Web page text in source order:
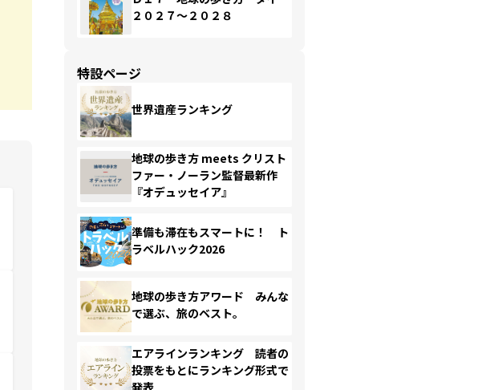
２０２７～２０２８
特設ページ
世界遺産ランキング
地球の歩き方 meets クリスト
ファー・ノーラン監督最新作
『オデュッセイア』
準備も滞在もスマートに！ ト
ラベルハック2026
地球の歩き方アワード みんな
で選ぶ、旅のベスト。
エアラインランキング 読者の
投票をもとにランキング形式で
発表